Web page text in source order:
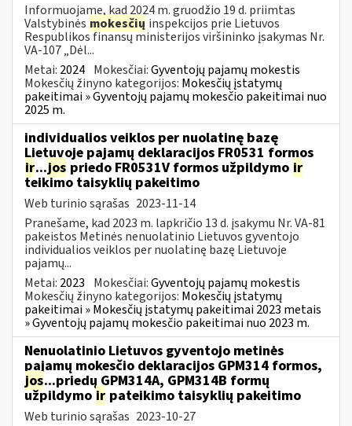
Informuojame, kad 2024 m. gruodžio 19 d. priimtas
Valstybinės mokesčių inspekcijos prie Lietuvos
Respublikos finansų ministerijos viršininko įsakymas Nr.
VA-107 „Dėl...
Metai: 2024 Mokesčiai:Gyventojų pajamų mokestis
Mokesčių žinyno kategorijos: Mokesčių įstatymų
pakeitimai » Gyventojų pajamų mokesčio pakeitimai nuo
2025 m.
individualios veiklos per nuolatinę bazę
Lietuvoje pajamų deklaracijos FR0531 formos
ir...jos priedo FR0531V formos užpildymo ir
teikimo taisyklių pakeitimo
Web turinio sąrašas 2023-11-14
Pranešame, kad 2023 m. lapkričio 13 d. įsakymu Nr. VA-81
pakeistos Metinės nenuolatinio Lietuvos gyventojo
individualios veiklos per nuolatinę bazę Lietuvoje
pajamų...
Metai: 2023 Mokesčiai:Gyventojų pajamų mokestis
Mokesčių žinyno kategorijos: Mokesčių įstatymų
pakeitimai » Mokesčių įstatymų pakeitimai 2023 metais
» Gyventojų pajamų mokesčio pakeitimai nuo 2023 m.
Nenuolatinio Lietuvos gyventojo metinės
pajamų mokesčio deklaracijos GPM314 formos,
jos...priedų GPM314A, GPM314B formų
užpildymo ir pateikimo taisyklių pakeitimo
Web turinio sąrašas 2023-10-27